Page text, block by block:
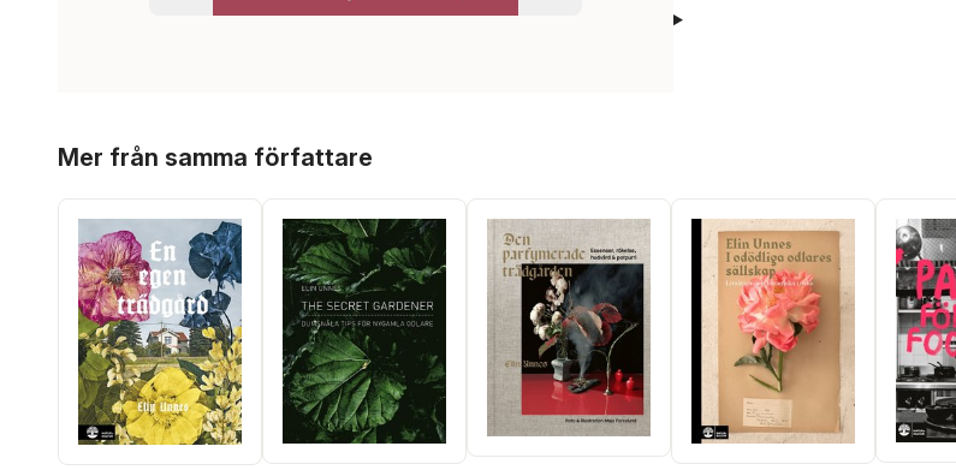
Mer från samma författare